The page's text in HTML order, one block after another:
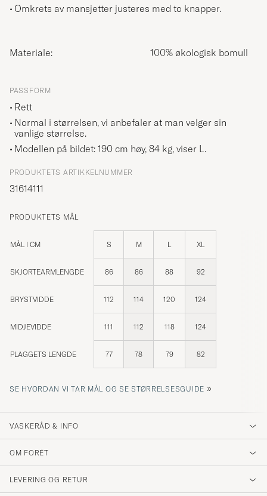
Omkrets av mansjetter justeres med to knapper.
Materiale: 100% økologisk bomull
PASSFORM
Rett
Normal i størrelsen, vi anbefaler at man velger sin
vanlige størrelse.
Modellen på bildet: 190 cm høy, 84 kg, viser L.
PRODUKTETS ARTIKKELNUMMER
31614111
PRODUKTETS MÅL
MÅL I CM S M L XL
SKJORTEARMLENGDE 86 86 88 92
BRYSTVIDDE 112 114 120 124
MIDJEVIDDE 111 112 118 124
PLAGGETS LENGDE 77 78 79 82
SE HVORDAN VI TAR MÅL OG SE STØRRELSESGUIDE »
VASKERÅD & INFO
OM FORÉT
LEVERING OG RETUR